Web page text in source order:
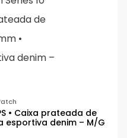
• Caixa prateada de
esportiva denim – M/G